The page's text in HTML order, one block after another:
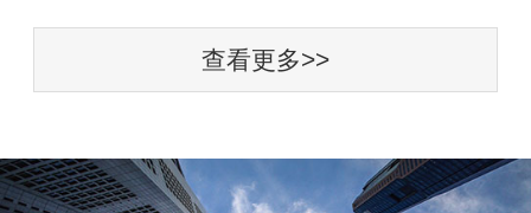
查看更多>>